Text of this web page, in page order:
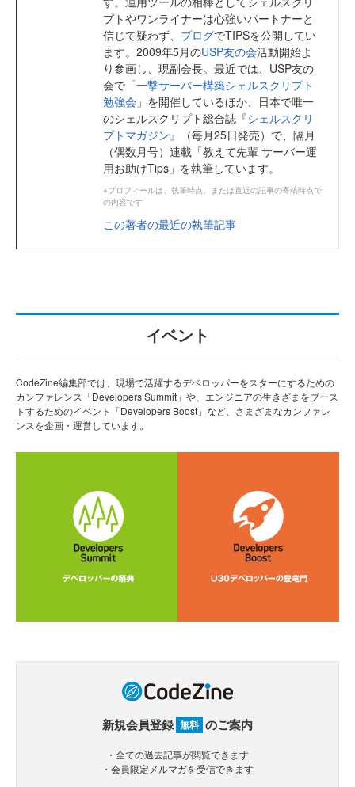
プトやワンライナーは心強いパートナーと
信じて疑わず、 ブログでTIPSを公開してい
ます。2009年5月のUSP友の会活動開始よ
り参画し、現副会長。最近では、USP友の
会で「一撃サーバー構築シェルスクリプト
勉強会 」を開催しているほか、日本で唯一
のシェルスクリプト総合誌『シェルスクリ
プトマガジン 』（毎月25日発売）で、隔月
（偶数月号）連載「教えて先輩 サーバー運
用お助けTips」を執筆しています。
※プロフィールは、執筆時点、または直近の記事の寄稿時点で
の内容です
この著者の最近の執筆記事
イベント
CodeZine編集部では、現場で活躍するデベロッパーをスターにするための
カンファレンス「Developers Summit」や、エンジニアの生きざまをブース
トするためのイベント「Developers Boost」など、さまざまなカンファレ
ンスを企画・運営しています。
新規会員登録 無料 のご案内
・全ての過去記事が閲覧できます
・会員限定メルマガを受信できます